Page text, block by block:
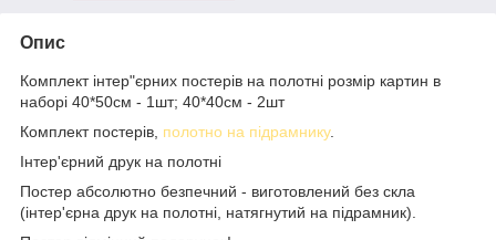
Опис
Комплект інтер"єрних постерів на полотні розмір картин в
наборі 40*50см - 1шт; 40*40см - 2шт
Комплект постерів, полотно на підрамнику.
Інтер'єрний друк на полотні
Постер абсолютно безпечний - виготовлений без скла
(інтер'єрна друк на полотні, натягнутий на підрамник).